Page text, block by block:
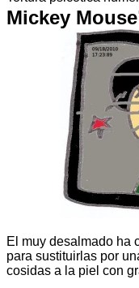
Mickey
El muy desalmado ha
para sustituirlas por
cosidas a la piel con